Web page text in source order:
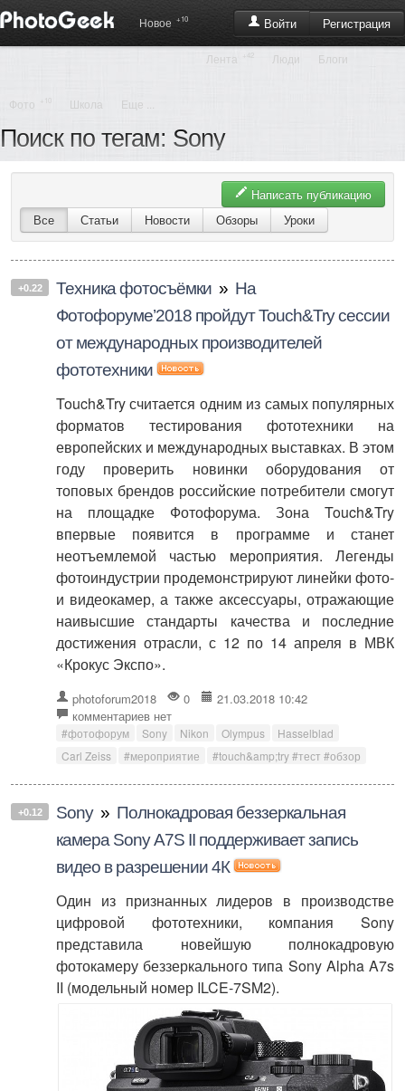
Войти Регистрация
Новое +10
Лента +42 Люди Блоги
Фото Школа Еще ...
Поиск по тегам: Sony
Написать публикацию
Все
Статьи Новости Обзоры Уроки
+0.22 Техника фотосъёмки » На
Фотофоруме’2018 пройдут Touch&Try сессии
от международных производителей
фототехники
Touch&Try считается одним из самых популярных
форматов тестирования фототехники на
европейских и международных выставках. В этом
году проверить новинки оборудования от
топовых брендов российские потребители смогут
на площадке Фотофорума. Зона Touch&Try
впервые появится в программе и станет
неотъемлемой частью мероприятия. Легенды
фотоиндустрии продемонстрируют линейки фото-
и видеокамер, а также аксессуары, отражающие
наивысшие стандарты качества и последние
достижения отрасли, с 12 по 14 апреля в МВК
«Крокус Экспо».
photoforum2018 0
21.03.2018 10:42
комментариев нет
#фотофорум Sony Nikon Olympus
Hasselblad
Carl Zeiss
#мероприятие #touch&amp;try #тест #обзор
+0.12 Sony » Полнокадровая беззеркальная
камера Sony А7S II поддерживает запись
видео в разрешении 4К
Один из признанных лидеров в производстве
цифровой фототехники, компания Sony
представила новейшую полнокадровую
фотокамеру беззеркального типа Sony Alpha A7s
II (модельный номер ILCE-7SM2).